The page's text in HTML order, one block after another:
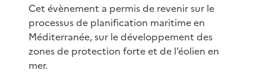
Cet évènement a permis de revenir sur le
processus de planification maritime en
Méditerranée, sur le développement des
zones de protection forte et de l’éolien en
mer.